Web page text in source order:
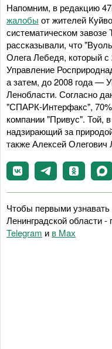
Напомним, в редакцию
жалобы от жителей
систематическом
рассказывали, что
Олега Лебедя, который с
Управление
а затем, до 2008 года —
Ленобласти. Согласно
"СПАРК-Интерфакс",
компании "Привус". Той,
надзирающий за
также Алексей
Чтобы первыми
Ленинградской области
Telegram и в Maх